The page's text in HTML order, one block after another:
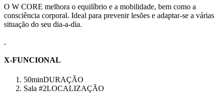
O W CORE melhora o equilíbrio e a mobilidade, bem como a
consciência corporal. Ideal para prevenir lesões e adaptar-se a várias
situação do seu dia-a-dia.
X-FUNCIONAL
50minDURAÇÃO
Sala #2LOCALIZAÇÃO